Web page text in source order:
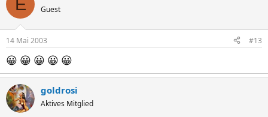
E Guest
14 Mai 2003 #13
😀 😀 😀 😀 😀
goldrosi
Aktives Mitglied